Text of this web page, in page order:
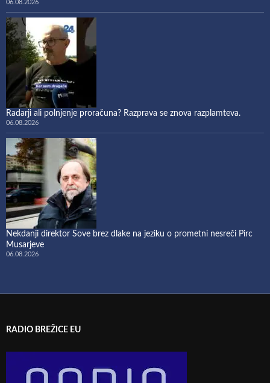
06.08.2026
Radarji ali polnjenje proračuna? Razprava se znova razplamteva.
06.08.2026
Nekdanji direktor Sove brez dlake na jeziku o prometni nesreči Pirc
Musarjeve
06.08.2026
RADIO BREŽICE EU